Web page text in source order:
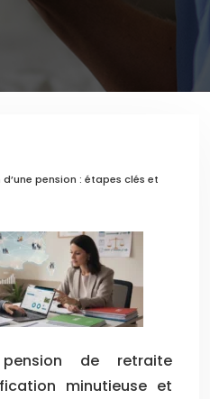
pension : étapes clés et
pension de retraite
minutieuse et